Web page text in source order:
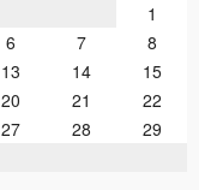
1
6 7
8
13 14
15
20 21
22
27 28
29